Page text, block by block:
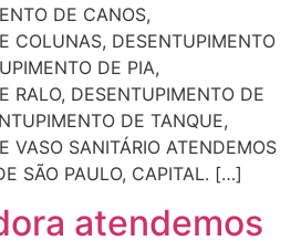
DE CANOS,
COLUNAS, DESENTUPIMENTO
DE PIA,
RALO, DESENTUPIMENTO DE
DE TANQUE,
VASO SANITÁRIO ATENDEMOS
SÃO PAULO, CAPITAL. […]
atendemos